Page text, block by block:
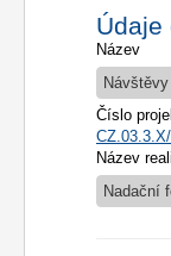
Údaje
Název
Číslo
Název
Nadační